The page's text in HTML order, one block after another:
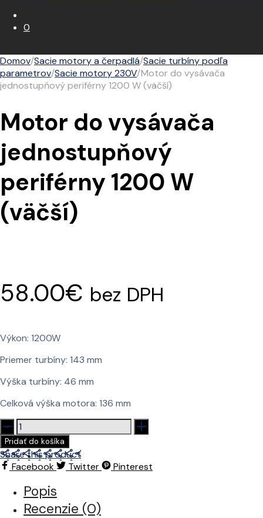
0
Domov/Sacie motory a čerpadlá/Sacie turbíny podľa
parametrov/Sacie motory 230V/Motor do vysávača
jednostupňový periférny 1200 W (väčší)
Motor do vysávača
jednostupňový
periférny 1200 W
(väčší)
58.00€ bez DPH
Výkon: 1200W
Priemer turbíny: 143 mm
Výška turbíny: 46 mm
Celková výška motora: 136 mm
množstvo
Motor
do
vysávača
jednostupňový
periférny
1200
Pridať do košíka
Share this product
Facebook
Twitter Pinterest
Popis
Recenzie (0)